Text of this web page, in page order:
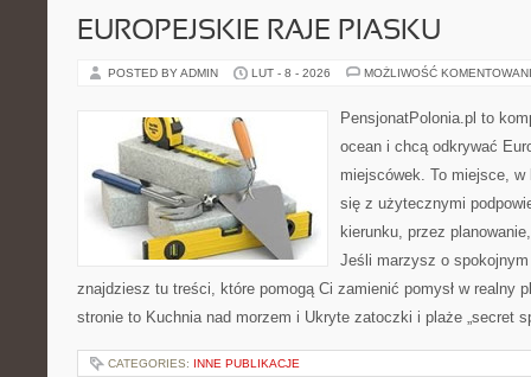
EUROPEJSKIE RAJE PIASKU
POSTED BY ADMIN LUT - 8 - 2026 MOŻLIWOŚĆ
PensjonatPolonia.pl to
ocean i chcą odkrywać
miejscówek. To miejsce,
się z użytecznymi
kierunku, przez
Jeśli marzysz o
znajdziesz tu treści, które pomogą Ci zamienić pomysł w realny
stronie to Kuchnia nad morzem i Ukryte zatoczki i plaże „secret
CATEGORIES: INNE PUBLIKACJE